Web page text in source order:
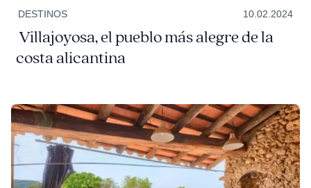
DESTINOS 10.02.2024
Villajoyosa, el pueblo más alegre de la
costa alicantina